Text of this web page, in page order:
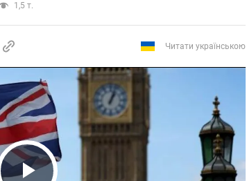
1,5 т.
Читати українською